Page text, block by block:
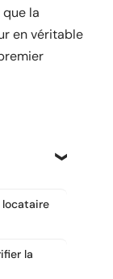
la
en véritable
la